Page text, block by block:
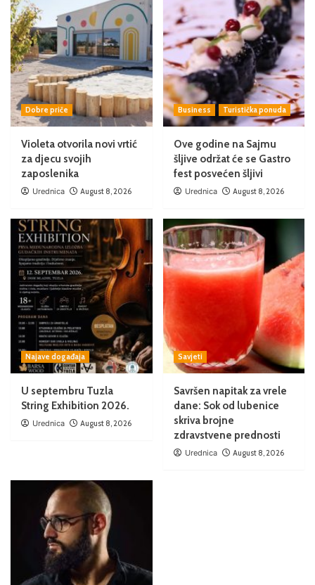
Dobre priče
Violeta otvorila novi vrtić
za djecu svojih
zaposlenika
Urednica August 8, 2026
Business Turistička ponuda
Ove godine na Sajmu
šljive održat će se Gastro
fest posvećen šljivi
Urednica August 8, 2026
Najave događaja
U septembru Tuzla
String Exhibition 2026.
Urednica August 8, 2026
Savjeti
Savršen napitak za vrele
dane: Sok od lubenice
skriva brojne
zdravstvene prednosti
Urednica August 8, 2026